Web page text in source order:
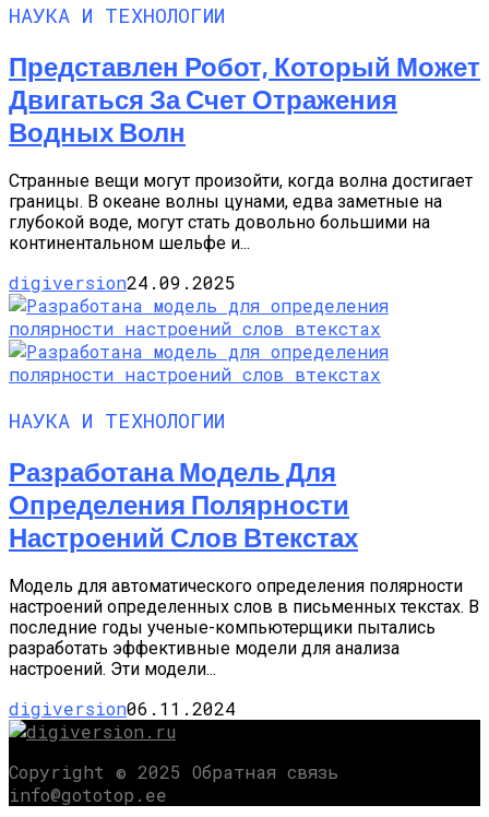
НАУКА И ТЕХНОЛОГИИ
Представлен Робот, Который Может
Двигаться За Счет Отражения
Водных Волн
Странные вещи могут произойти, когда волна достигает
границы. В океане волны цунами, едва заметные на
глубокой воде, могут стать довольно большими на
континентальном шельфе и...
digiversion24.09.2025
НАУКА И ТЕХНОЛОГИИ
Разработана Модель Для
Определения Полярности
Настроений Слов Втекстах
Модель для автоматического определения полярности
настроений определенных слов в письменных текстах. В
последние годы ученые-компьютерщики пытались
разработать эффективные модели для анализа
настроений. Эти модели...
digiversion06.11.2024
Copyright © 2025 Обратная связь
info@gototop.ee